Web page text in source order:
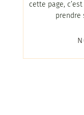
cette page,
prendre